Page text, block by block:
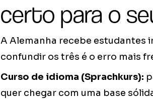
certo para o
A Alemanha recebe estudantes
confundir os três é o erro mais
Curso de idioma (Sprachkurs):
quer chegar com uma base